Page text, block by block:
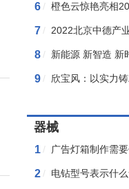
6 / 橙色云惊艳亮相
7 / 2022北京中德产
8 / 新能源 新智造 新
9 / 欣宝风：以实力
器械
1 / 广告灯箱制作需
2 / 电钻型号表示什